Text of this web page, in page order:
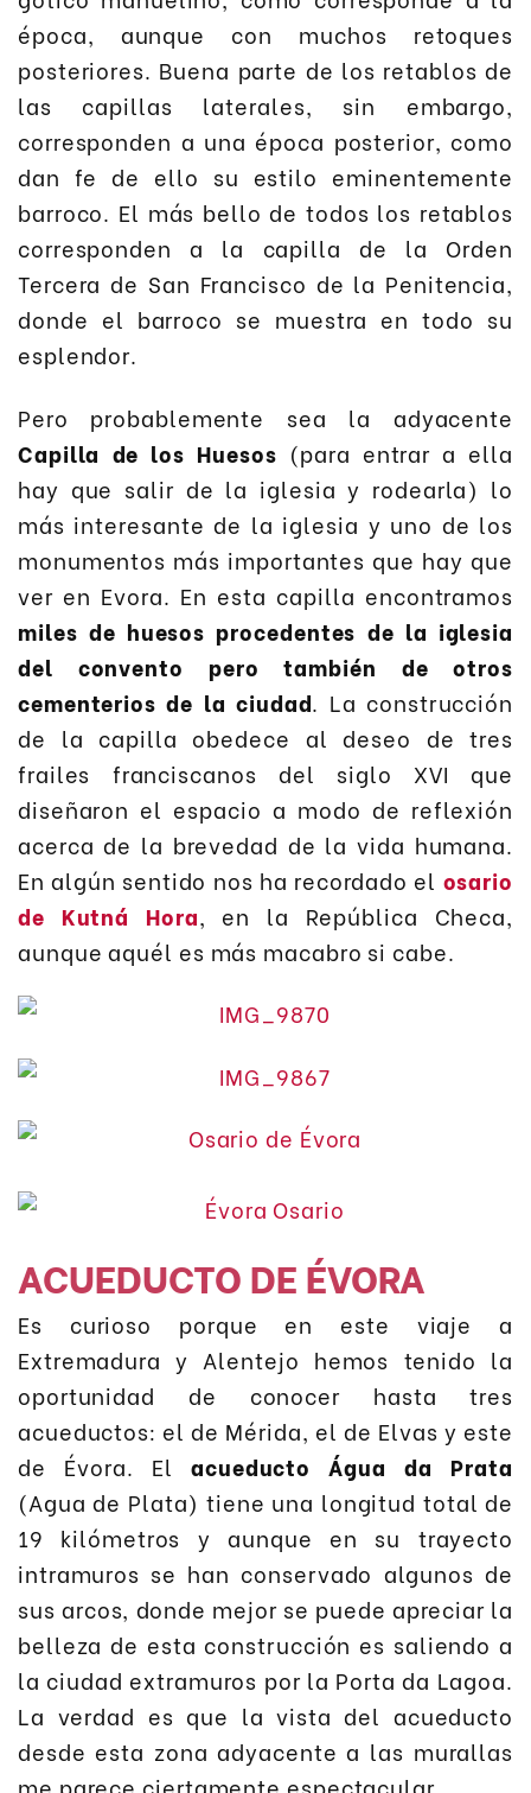
época, aunque con muchos retoques
posteriores. Buena parte de los retablos de
las capillas laterales, sin embargo,
corresponden a una época posterior, como
dan fe de ello su estilo eminentemente
barroco. El más bello de todos los retablos
corresponden a la capilla de la Orden
Tercera de San Francisco de la Penitencia,
donde el barroco se muestra en todo su
esplendor.
Pero probablemente sea la adyacente
Capilla de los Huesos (para entrar a ella
hay que salir de la iglesia y rodearla) lo
más interesante de la iglesia y uno de los
monumentos más importantes que hay que
ver en Evora. En esta capilla encontramos
miles de huesos procedentes de la iglesia
del convento pero también de otros
cementerios de la ciudad. La construcción
de la capilla obedece al deseo de tres
frailes franciscanos del siglo XVI que
diseñaron el espacio a modo de reflexión
acerca de la brevedad de la vida humana.
En algún sentido nos ha recordado el osario
de Kutná Hora, en la República Checa,
aunque aquél es más macabro si cabe.
ACUEDUCTO DE ÉVORA
Es curioso porque en este viaje a
Extremadura y Alentejo hemos tenido la
oportunidad de conocer hasta tres
acueductos: el de Mérida, el de Elvas y este
de Évora. El acueducto Água da Prata
(Agua de Plata) tiene una longitud total de
19 kilómetros y aunque en su trayecto
intramuros se han conservado algunos de
sus arcos, donde mejor se puede apreciar la
belleza de esta construcción es saliendo a
la ciudad extramuros por la Porta da Lagoa.
La verdad es que la vista del acueducto
desde esta zona adyacente a las murallas